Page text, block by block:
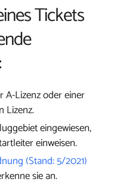
Tickets
A-Lizenz oder einer
Lizenz.
eingewiesen,
einweisen.
(Stand: 5/2021)
sie an.